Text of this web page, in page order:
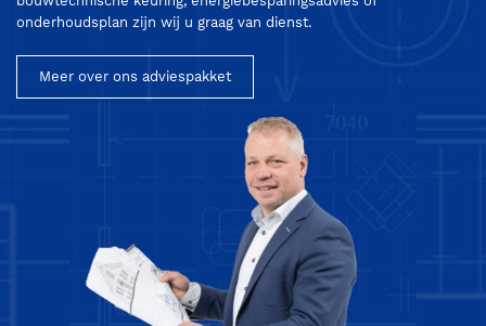
onderhoudsplan zijn wij u graag van dienst.
Meer over ons adviespakket